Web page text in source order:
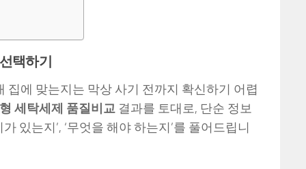
택하기
집에 맞는지는 막상 사기 전까지 확신하기 어렵
세탁세제 품질비교결과를 토대로, 단순 정보
있는지’, ‘무엇을 해야 하는지’를 풀어드립니